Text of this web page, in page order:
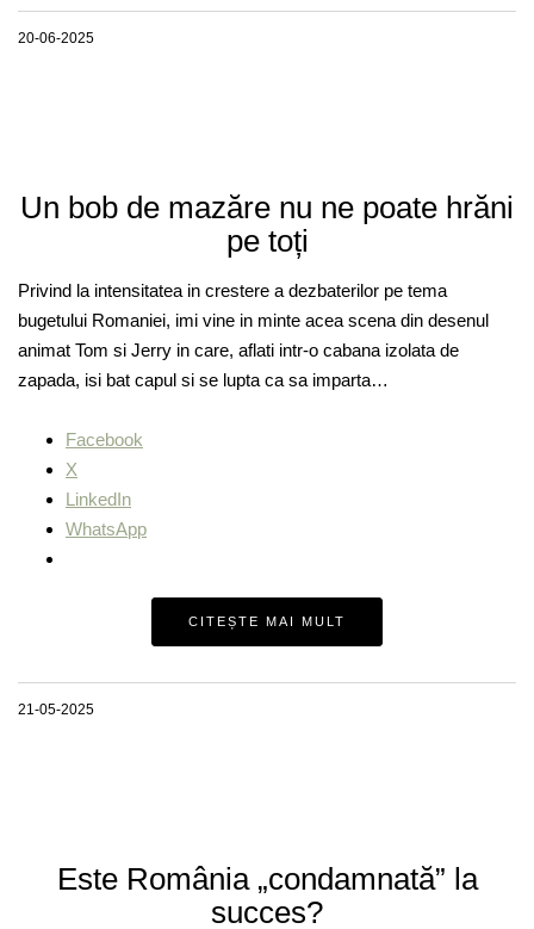
20-06-2025
Un bob de mazăre nu ne poate hrăni
pe toți
Privind la intensitatea in crestere a dezbaterilor pe tema
bugetului Romaniei, imi vine in minte acea scena din desenul
animat Tom si Jerry in care, aflati intr-o cabana izolata de
zapada, isi bat capul si se lupta ca sa imparta…
Facebook
X
LinkedIn
WhatsApp
CITEȘTE MAI MULT
21-05-2025
Este România „condamnată” la
succes?